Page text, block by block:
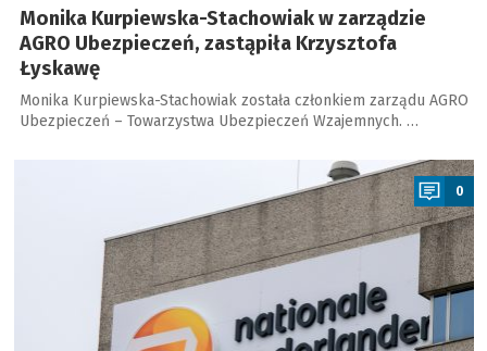
Monika Kurpiewska-Stachowiak w zarządzie
AGRO Ubezpieczeń, zastąpiła Krzysztofa
Łyskawę
Monika Kurpiewska-Stachowiak została członkiem zarządu AGRO
Ubezpieczeń – Towarzystwa Ubezpieczeń Wzajemnych. …
0